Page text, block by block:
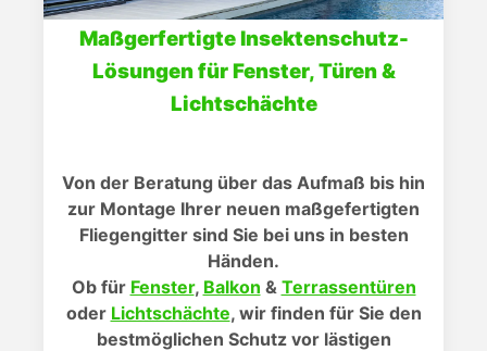
Maßgerfertigte Insektenschutz-
Lösungen für Fenster, Türen &
Lichtschächte
Von der Beratung über das Aufmaß bis hin
zur Montage Ihrer neuen maßgefertigten
Fliegengitter sind Sie bei uns in besten
Händen.
Ob für Fenster, Balkon & Terrassentüren
oder Lichtschächte, wir finden für Sie den
bestmöglichen Schutz vor lästigen